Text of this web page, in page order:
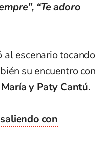
“Te adoro
al escenario tocando
su encuentro con
y Paty Cantú.
con